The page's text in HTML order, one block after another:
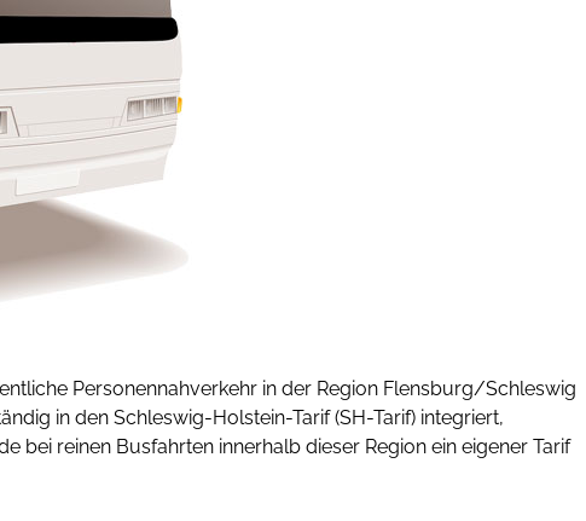
Personennahverkehr in der Region Flensburg/Schleswig
in den Schleswig-Holstein-Tarif (SH-Tarif) integriert,
bei reinen Busfahrten innerhalb dieser Region ein eigener Tarif